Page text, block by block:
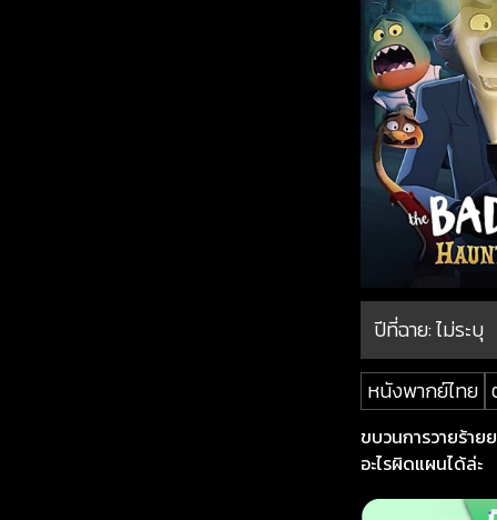
ปีที่ฉาย:ไม่ระบุ
หนังพากย์ไทย
ขบวนการวายร้าย
อะไรผิดแผนได้ล่ะ